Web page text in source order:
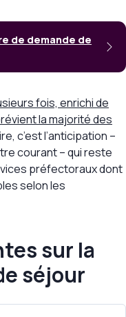
de demande de
fois, enrichi de
la majorité des
c’est l’anticipation –
courant – qui reste
préfectoraux dont
selon les
sur la
séjour